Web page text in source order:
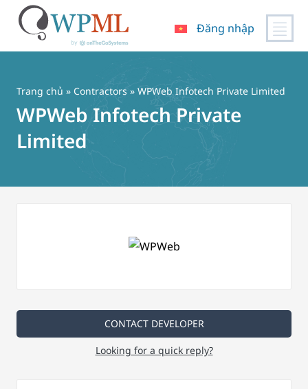
Đăng nhập
Trang chủ » Contractors » WPWeb Infotech Private Limited
WPWeb Infotech Private
Limited
CONTACT DEVELOPER
Looking for a quick reply?